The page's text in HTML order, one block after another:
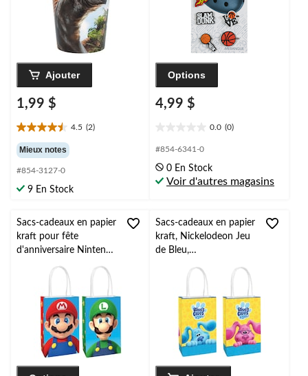
Ajouter
1,99 $
4.5 (2)
4.5
étoile(s)
sur
5.
2
Mieux notes
#854-3127-0
9 En Stock
anniversaire/cadeaux-
Options
4,99 $
0.0 (0)
étoile(s)
5.
#854-6341-0
0 En Stock
Voir d'autres magasins
Sacs-cadeaux en papier
kraft pour fête
d'anniversaire Nintendo
Super Mario Bros,
rouge/vert/bleu, 8 po,
Sacs-cadeaux en papier
kraft, Nickelodeon Jeu
de Bleu,
po, paq. 8, pour fête
d'anniversaire